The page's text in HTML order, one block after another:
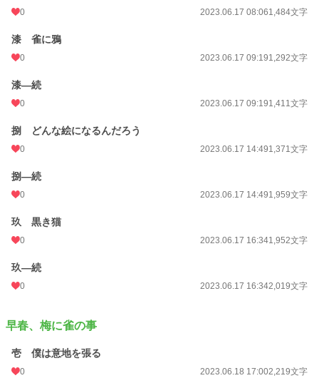
0 2023.06.17 08:061,484文字
漆 雀に鴉
0 2023.06.17 09:191,292文字
漆―続
0 2023.06.17 09:191,411文字
捌 どんな絵になるんだろう
0 2023.06.17 14:491,371文字
捌―続
0 2023.06.17 14:491,959文字
玖 黒き猫
0 2023.06.17 16:341,952文字
玖―続
0 2023.06.17 16:342,019文字
早春、梅に雀の事
壱 僕は意地を張る
0 2023.06.18 17:002,219文字